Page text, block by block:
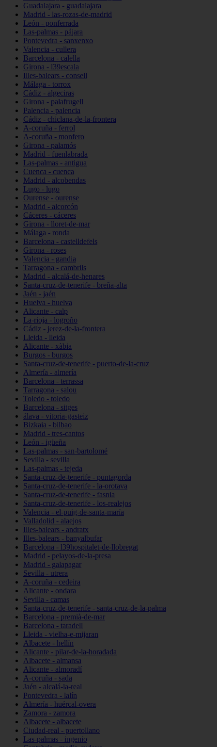
Guadalajara - guadalajara
Madrid - las-rozas-de-madrid
León - ponferrada
Las-palmas - pájara
Pontevedra - sanxenxo
Valencia - cullera
Barcelona - calella
Girona - l39escala
Illes-balears - consell
Málaga - torrox
Cádiz - algeciras
Girona - palafrugell
Palencia - palencia
Cádiz - chiclana-de-la-frontera
A-coruña - ferrol
A-coruña - monfero
Girona - palamós
Madrid - fuenlabrada
Las-palmas - antigua
Cuenca - cuenca
Madrid - alcobendas
Lugo - lugo
Ourense - ourense
Madrid - alcorcón
Cáceres - cáceres
Girona - lloret-de-mar
Málaga - ronda
Barcelona - castelldefels
Girona - roses
Valencia - gandia
Tarragona - cambrils
Madrid - alcalá-de-henares
Santa-cruz-de-tenerife - breña-alta
Jaén - jaén
Huelva - huelva
Alicante - calp
La-rioja - logroño
Cádiz - jerez-de-la-frontera
Lleida - lleida
Alicante - xàbia
Burgos - burgos
Santa-cruz-de-tenerife - puerto-de-la-cruz
Almería - almería
Barcelona - terrassa
Tarragona - salou
Toledo - toledo
Barcelona - sitges
álava - vitoria-gasteiz
Bizkaia - bilbao
Madrid - tres-cantos
León - igüeña
Las-palmas - san-bartolomé
Sevilla - sevilla
Las-palmas - tejeda
Santa-cruz-de-tenerife - puntagorda
Santa-cruz-de-tenerife - la-orotava
Santa-cruz-de-tenerife - fasnia
Santa-cruz-de-tenerife - los-realejos
Valencia - el-puig-de-santa-maría
Valladolid - alaejos
Illes-balears - andratx
Illes-balears - banyalbufar
Barcelona - l39hospitalet-de-llobregat
Madrid - pelayos-de-la-presa
Madrid - galapagar
Sevilla - utrera
A-coruña - cedeira
Alicante - ondara
Sevilla - camas
Santa-cruz-de-tenerife - santa-cruz-de-la-palma
Barcelona - premià-de-mar
Barcelona - taradell
Lleida - vielha-e-mijaran
Albacete - hellín
Alicante - pilar-de-la-horadada
Albacete - almansa
Alicante - almoradí
A-coruña - sada
Jaén - alcalá-la-real
Pontevedra - lalín
Almería - huércal-overa
Zamora - zamora
Albacete - albacete
Ciudad-real - puertollano
Las-palmas - ingenio